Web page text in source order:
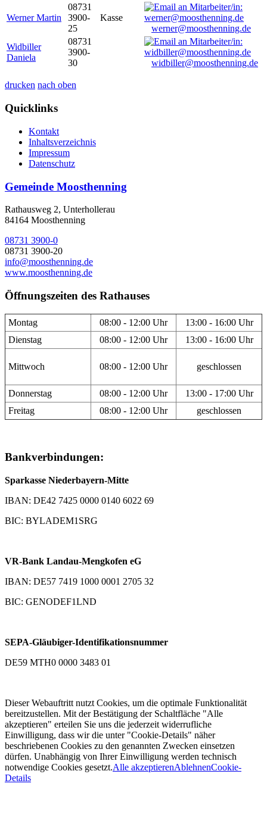
Werner Martin
08731
3900-
25
Kasse
werner@moosthenning.de
Widbiller
Daniela
08731
3900-
30
widbiller@moosthenning.de
drucken nach oben
Quicklinks
Kontakt
Inhaltsverzeichnis
Impressum
Datenschutz
Gemeinde Moosthenning
Rathausweg 2, Unterhollerau
84164 Moosthenning
08731 3900-0
08731 3900-20
info@moosthenning.de
www.moosthenning.de
Öffnungszeiten des Rathauses
Montag 08:00 - 12:00 Uhr
13:00 - 16:00 Uhr
Dienstag
08:00 - 12:00 Uhr 13:00 - 16:00 Uhr
Mittwoch 08:00 - 12:00 Uhr geschlossen
Donnerstag 08:00 - 12:00 Uhr
13:00 - 17:00 Uhr
Freitag
08:00 - 12:00 Uhr geschlossen
Bankverbindungen:
Sparkasse Niederbayern-Mitte
IBAN: DE42 7425 0000 0140 6022 69
BIC: BYLADEM1SRG
VR-Bank Landau-Mengkofen eG
IBAN: DE57 7419 1000 0001 2705 32
BIC: GENODEF1LND
SEPA-Gläubiger-Identifikationsnummer
DE59 MTH0 0000 3483 01
Dieser Webauftritt nutzt Cookies, um die optimale Funktionalität
bereitzustellen. Mit der Bestätigung der Schaltfläche "Alle
akzeptieren" erteilen Sie uns die jederzeit widerrufliche
Einwilligung, dass wir die unter "Cookie-Details" näher
beschriebenen Cookies zu den genannten Zwecken einsetzen
dürfen. Unabhängig von Ihrer Einwilligung werden technisch
notwendige Cookies gesetzt.Alle akzeptierenAblehnenCookie-
Details